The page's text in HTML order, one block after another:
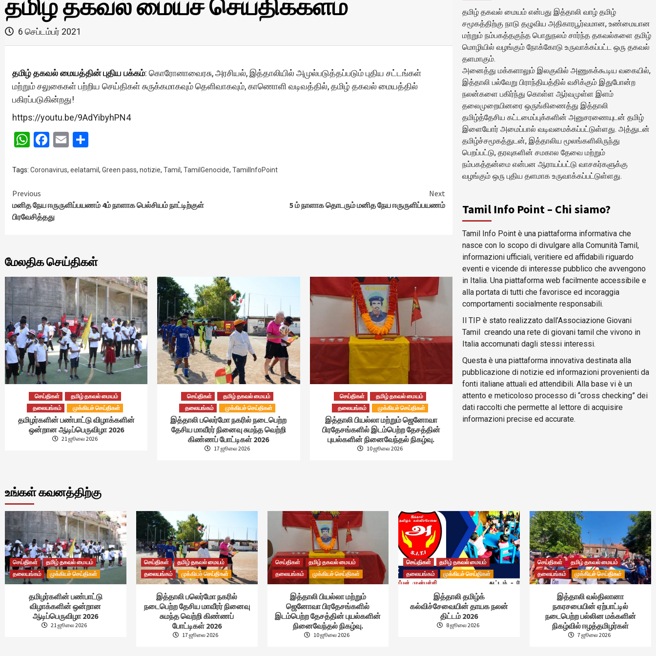
தமிழ் தகவல் மையச் செய்திக்களம்
6 செப்டம்பர் 2021
தமிழ் தகவல் மையத்தின் புதிய பக்கம்: கொரோனாவைரசு, அரசியல், இத்தாலியில் அமுல்படுத்தப்படும் புதிய சட்டங்கள்
மற்றும் சலுகைகள் பற்றிய செய்திகள் சுருக்கமாகவும் தெளிவாகவும், காணொளி வடிவத்தில், தமிழ் தகவல் மையத்தில்
பகிரப்படுகின்றது!
https://youtu.be/9AdYibyhPN4
WhatsApp
Facebook
Email
Tags: Coronavirus, eelatamil , Green pass, notizie, Tamil , TamilGenocide, TamilInfoPoint
Continue
Reading
Previous
மனித நேய ஈருருளிப்பயணம் 4ம் நாளாக பெல்சியம் நாட்டிற்குள்
பிரவேசித்தது
Next
5 ம் நாளாக தொடரும் மனித நேய ஈருருளிப்பயணம்
மேலதிக செய்திகள்
செய்திகள்
தமிழ் தகவல் மையம்
தலையங்கம்
முக்கியச் செய்திகள்
தமிழர்களின் பண்பாட்டு விழாக்களின்
ஒன்றான ஆடிப்பெருவிழா 2026
21 ஜூலை 2026
செய்திகள்
தமிழ் தகவல் மையம்
தலையங்கம்
முக்கியச் செய்திகள்
இத்தாலி பலெர்மோ நகரில் நடைபெற்ற
தேசிய மாவீரர் நினைவு சுமந்த வெற்றி
கிண்ணப் போட்டிகள் 2026
17 ஜூலை 2026
செய்திகள்
தமிழ் தகவல் மையம்
தலையங்கம்
முக்கியச் செய்திகள்
இத்தாலி பியல்லா மற்றும் ஜெனோவா
பிரதேசங்களில் இடம்பெற்ற தேசத்தின்
புயல்களின் நினைவேந்தல் நிகழ்வு.
10 ஜூலை 2026
தமிழ் தகவல் மையம் என்பது இத்தாலி வாழ் தமிழ்
சமூகத்திற்கு நாடு தழுவிய அதிகாரபூர்வமான, உண்மையான
மற்றும் நம்பகத்தகுந்த பொதுநலம் சார்ந்த தகவல்களை தமிழ்
மொழியில் வழங்கும் நோக்கோடு உருவாக்கப்பட்ட ஒரு தகவல்
தளமாகும்.
அனைத்து மக்களாலும் இலகுவில் அணுகக்கூடிய வகையில்,
இத்தாலி பல்வேறு பிராந்தியத்தில் வசிக்கும் இதுபோன்ற
நலன்களை பகிர்ந்து கொள்ள ஆர்வமுள்ள இளம்
தலைமுறையினரை ஒருங்கிணைத்து இத்தாலி
தமிழ்த்தேசிய கட்டமைப்புக்களின் அனுசரணையுடன் தமிழ்
இளையோர் அமைப்பால் வடிவமைக்கப்பட்டுள்ளது. அத்துடன்
தமிழ்ச்சமூகத்துடன், இத்தாலிய மூலங்களிலிருந்து
பெறப்பட்டு, தரவுகளின் சமகால தேவை மற்றும்
நம்பகத்தன்மை என்பன ஆராயப்பட்டு வாசகர்களுக்கு
வழங்கும் ஒரு புதிய தளமாக உருவாக்கப்பட்டுள்ளது.
Tamil Info Point – Chi siamo?
Tamil Info Point è una piattaforma informativa che
nasce con lo scopo di divulgare alla Comunità Tamil,
informazioni ufficiali, veritiere ed affidabili riguardo
eventi e vicende di interesse pubblico che avvengono
in Italia. Una piattaforma web facilmente accessibile e
alla portata di tutti che favorisce ed incoraggia
comportamenti socialmente responsabili.
Il TIP è stato realizzato dall’Associazione Giovani
Tamil creando una rete di giovani tamil che vivono in
Italia accomunati dagli stessi interessi.
Questa è una piattaforma innovativa destinata alla
pubblicazione di notizie ed informazioni provenienti da
fonti italiane attuali ed attendibili. Alla base vi è un
attento e meticoloso processo di “cross checking” dei
dati raccolti che permette al lettore di acquisire
informazioni precise ed accurate.
உங்கள் கவனத்திற்கு
செய்திகள்
தமிழ் தகவல் மையம்
தலையங்கம்
முக்கியச் செய்திகள்
தமிழர்களின் பண்பாட்டு
விழாக்களின் ஒன்றான
ஆடிப்பெருவிழா 2026
21 ஜூலை 2026
செய்திகள்
தமிழ் தகவல் மையம்
தலையங்கம்
முக்கியச் செய்திகள்
இத்தாலி பலெர்மோ நகரில்
நடைபெற்ற தேசிய மாவீரர் நினைவு
சுமந்த வெற்றி கிண்ணப்
போட்டிகள் 2026
17 ஜூலை 2026
செய்திகள்
தமிழ் தகவல் மையம்
தலையங்கம்
முக்கியச் செய்திகள்
இத்தாலி பியல்லா மற்றும்
ஜெனோவா பிரதேசங்களில்
இடம்பெற்ற தேசத்தின் புயல்களின்
நினைவேந்தல் நிகழ்வு.
10 ஜூலை 2026
செய்திகள்
தமிழ் தகவல் மையம்
தலையங்கம்
முக்கியச் செய்திகள்
இத்தாலி தமிழ்க்
கல்விச்சேவையின் தாயக நலன்
திட்டம் 2026
8 ஜூலை 2026
செய்திகள்
தமிழ் தகவல் மையம்
தலையங்கம்
முக்கியச் செய்திகள்
இத்தாலி வல்திலானா
நகரசபையின் ஏற்பாட்டில்
நடைபெற்ற பல்லின மக்களின்
நிகழ்வில் ஈழத்தமிழர்கள்
7 ஜூலை 2026